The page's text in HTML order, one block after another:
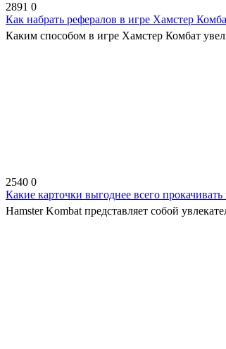
2891 0
Как набрать рефералов в игре Хамстер
Каким способом в игре Хамстер Комбат
2540 0
Какие карточки выгоднее всего
Hamster Kombat представляет собой